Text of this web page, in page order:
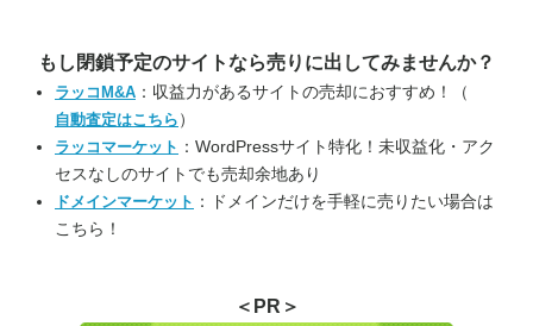
もし閉鎖予定のサイトなら売りに出してみませんか？
ラッコM&A ：収益力があるサイトの売却におすすめ！（
自動査定はこちら ）
ラッコマーケット ：WordPressサイト特化！未収益化・アク
セスなしのサイトでも売却余地あり
ドメインマーケット ：ドメインだけを手軽に売りたい場合は
こちら！
＜PR＞